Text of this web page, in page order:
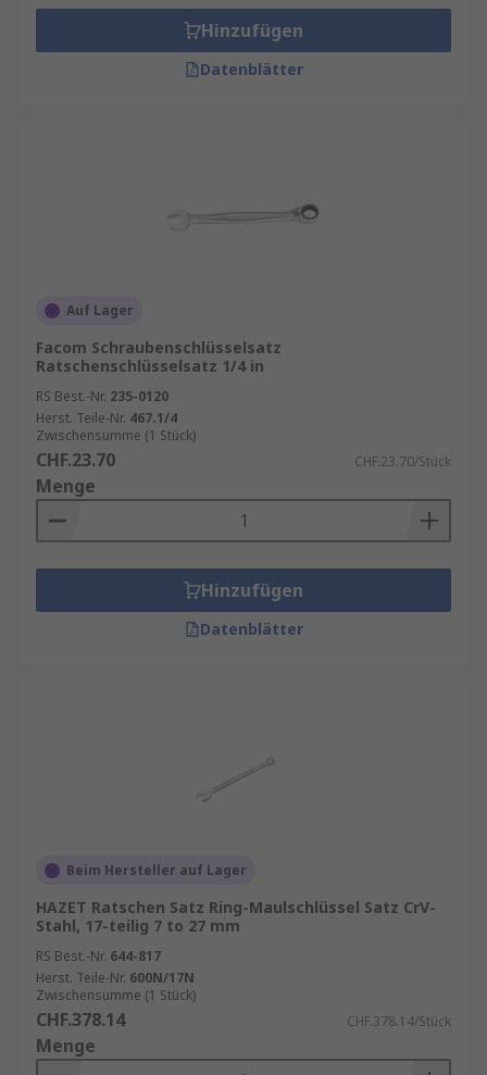
Hinzufügen
Datenblätter
Auf Lager
Facom Schraubenschlüsselsatz
Ratschenschlüsselsatz 1/4 in
RS Best.-Nr. 235-0120
Herst. Teile-Nr. 467.1/4
Zwischensumme (1 Stück)
CHF.23.70 CHF.23.70/Stück
Menge
Hinzufügen
Datenblätter
Beim Hersteller auf Lager
HAZET Ratschen Satz Ring-Maulschlüssel Satz CrV-
Stahl, 17-teilig 7 to 27 mm
RS Best.-Nr. 644-817
Herst. Teile-Nr. 600N/17N
Zwischensumme (1 Stück)
CHF.378.14 CHF.378.14/Stück
Menge